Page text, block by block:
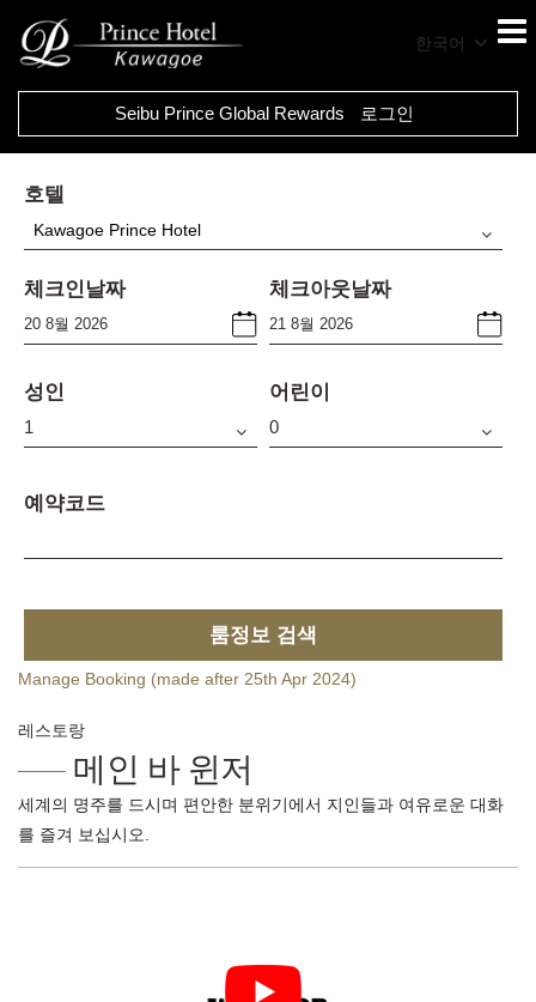
한국어
Seibu Prince Global Rewards 로그인
호텔
Kawagoe Prince Hotel
체크인날짜 체크아웃날짜
성인 어린이
예약코드
룸정보 검색
Manage Booking (made after 25th Apr 2024)
레스토랑
메인 바 윈저
세계의 명주를 드시며 편안한 분위기에서 지인들과 여유로운 대화
를 즐겨 보십시오.